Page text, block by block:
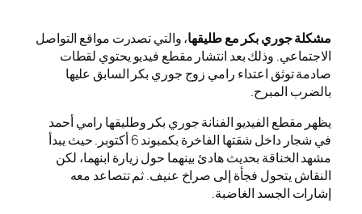
مشكلة جوري بكر مع طليقها، والتي تصدرت مواقع التواصل
الاجتماعي. وذلك بعد انتشار مقطع فيديو يحتوي لقطات
صادمة توثق اعتداء رامي زوج جوري بكر السابق عليها
بالضرب المبرح.
يظهر مقطع الفيديو الفنانة جوري بكر وطليقها رامي أحمد
في شجار داخل شقتها الفاخرة بكمبوند 6 أكتوبر. حيث يبدأ
مشهد الخناقة بحديث هادئ بينهما حول زيارة ابنهما، لكن
النقاش يتحول فجأة إلى صراخ عنيف. ثم تتصاعد معه
إشارات الجسد الغاضبة.